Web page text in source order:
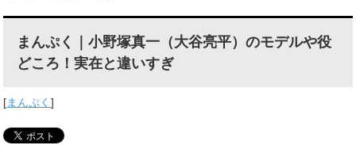
まんぷく｜小野塚真一（大谷亮平）のモデルや役
どころ！実在と違いすぎ
[まんぷく]